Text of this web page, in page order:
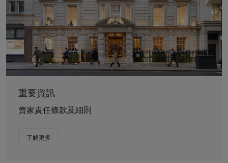
重要資訊
賣家責任條款及細則
了解更多